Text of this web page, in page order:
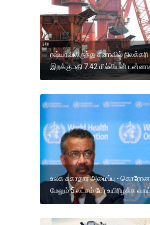
ரஷ்யாவிலிருந்து சீனாவில் நிலக்கரி
இறக்குமதி 7.42 மில்லியன்
உலக சுகாதார அமைப்பு -
மேலும் 5 லட்சம் பேர் உயிரிழக்க